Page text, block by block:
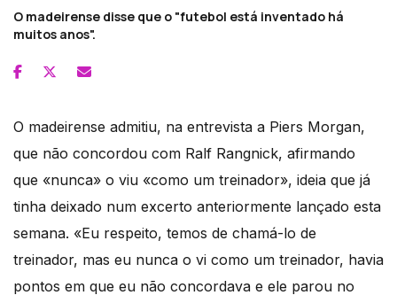
O madeirense disse que o "futebol está inventado há
muitos anos".
O madeirense admitiu, na entrevista a Piers Morgan,
que não concordou com Ralf Rangnick, afirmando
que «nunca» o viu «como um treinador», ideia que já
tinha deixado num excerto anteriormente lançado esta
semana. «Eu respeito, temos de chamá-lo de
treinador, mas eu nunca o vi como um treinador, havia
pontos em que eu não concordava e ele parou no